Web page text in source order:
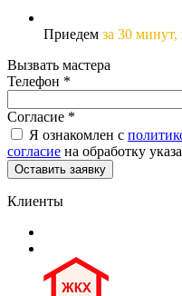
Приедем за 30 минут,
Вызвать мастера
Телефон *
Согласие *
Я ознакомлен с
согласие на обработку
Клиенты